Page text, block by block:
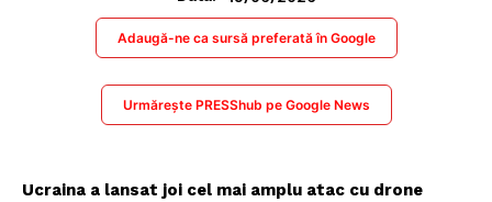
Adaugă-ne ca sursă preferată în Google
Urmărește PRESShub pe Google News
Ucraina a lansat joi cel mai amplu atac cu drone